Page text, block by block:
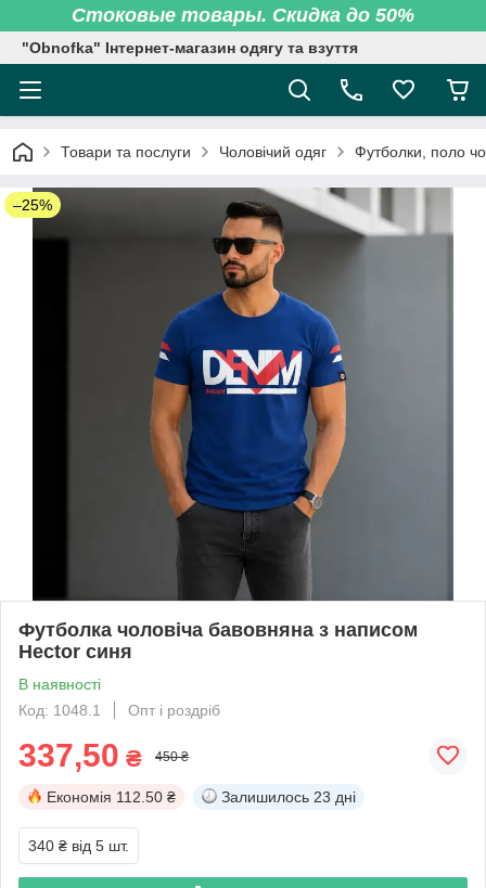
Стоковые товары. Скидка до 50%
"Obnofka" Інтернет-магазин одягу та взуття
Товари та послуги Чоловічий одяг Футболки, поло
–25%
Футболка чоловіча бавовняна з написом
Hector синя
В наявності
Код: 1048.1
Опт і роздріб
337,50 ₴ 450 ₴
Економія 112.50 ₴ Залишилось 23 дні
340 ₴ від 5 шт.